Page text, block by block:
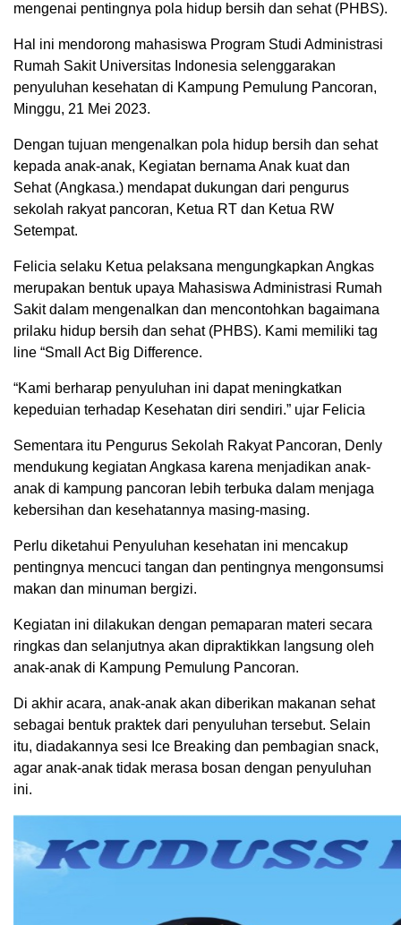
mengenai pentingnya pola hidup bersih dan sehat (PHBS).
Hal ini mendorong mahasiswa Program Studi Administrasi
Rumah Sakit Universitas Indonesia selenggarakan
penyuluhan kesehatan di Kampung Pemulung Pancoran,
Minggu, 21 Mei 2023.
Dengan tujuan mengenalkan pola hidup bersih dan sehat
kepada anak-anak, Kegiatan bernama Anak kuat dan
Sehat (Angkasa.) mendapat dukungan dari pengurus
sekolah rakyat pancoran, Ketua RT dan Ketua RW
Setempat.
Felicia selaku Ketua pelaksana mengungkapkan Angkas
merupakan bentuk upaya Mahasiswa Administrasi Rumah
Sakit dalam mengenalkan dan mencontohkan bagaimana
prilaku hidup bersih dan sehat (PHBS). Kami memiliki tag
line “Small Act Big Difference.
“Kami berharap penyuluhan ini dapat meningkatkan
kepeduian terhadap Kesehatan diri sendiri.” ujar Felicia
Sementara itu Pengurus Sekolah Rakyat Pancoran, Denly
mendukung kegiatan Angkasa karena menjadikan anak-
anak di kampung pancoran lebih terbuka dalam menjaga
kebersihan dan kesehatannya masing-masing.
Perlu diketahui Penyuluhan kesehatan ini mencakup
pentingnya mencuci tangan dan pentingnya mengonsumsi
makan dan minuman bergizi.
Kegiatan ini dilakukan dengan pemaparan materi secara
ringkas dan selanjutnya akan dipraktikkan langsung oleh
anak-anak di Kampung Pemulung Pancoran.
Di akhir acara, anak-anak akan diberikan makanan sehat
sebagai bentuk praktek dari penyuluhan tersebut. Selain
itu, diadakannya sesi Ice Breaking dan pembagian snack,
agar anak-anak tidak merasa bosan dengan penyuluhan
ini.